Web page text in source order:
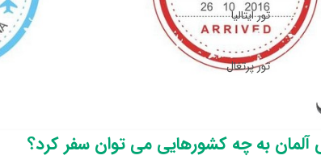
تور ایتالیا
تور پرتغال
آلمان به چه کشورهایی می توان سفر کرد؟